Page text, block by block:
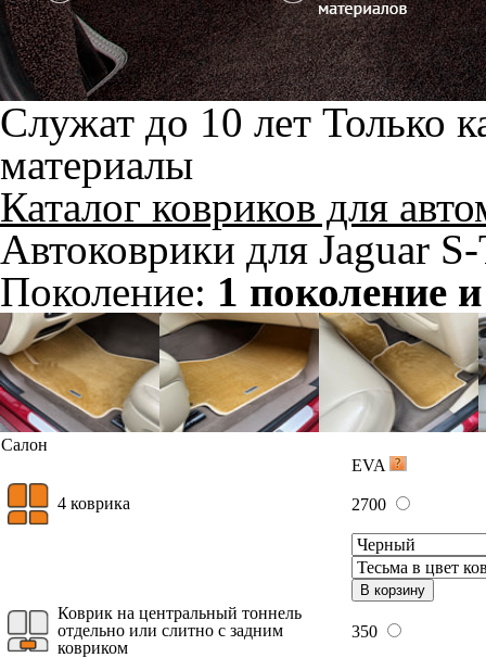
Служат до 10 лет Только
материалы
Каталог ковриков для
Автоковрики для Jaguar
Поколение: 1 поколение
Салон
EVA
4 коврика 2700
В корзину
Коврик на центральный тоннель
отдельно или слитно с задним
ковриком
350